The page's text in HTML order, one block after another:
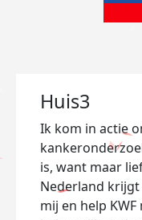
Huis3
Ik kom in actie
is, want maar
Nederland krijgt
mij en help